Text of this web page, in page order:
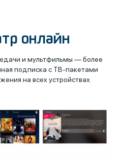
онлайн
и мультфильмы — более
подписка с ТВ-пакетами
на всех устройствах.